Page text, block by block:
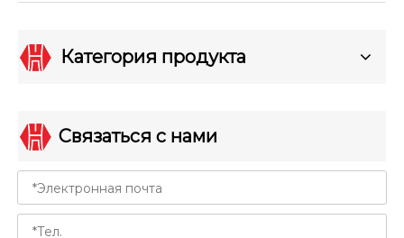
Категория продукта
Связаться с нами